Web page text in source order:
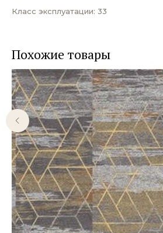
Класс эксплуатации: 33
Похожие товары